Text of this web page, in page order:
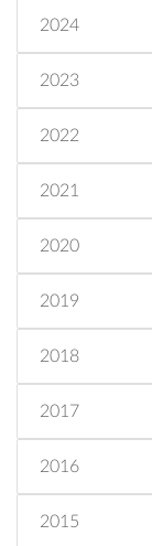
2024
2023
2022
2021
2020
2019
2018
2017
2016
2015